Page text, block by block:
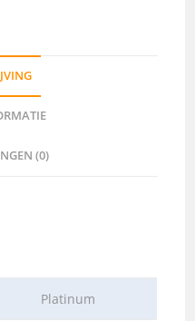
(0)
Platinum